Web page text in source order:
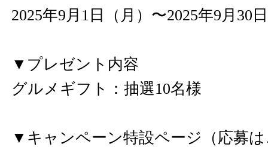
2025年9月1日（月）〜2025年9月30
▼プレゼント内容
グルメギフト：抽選10名様
▼キャンペーン特設ページ（応募